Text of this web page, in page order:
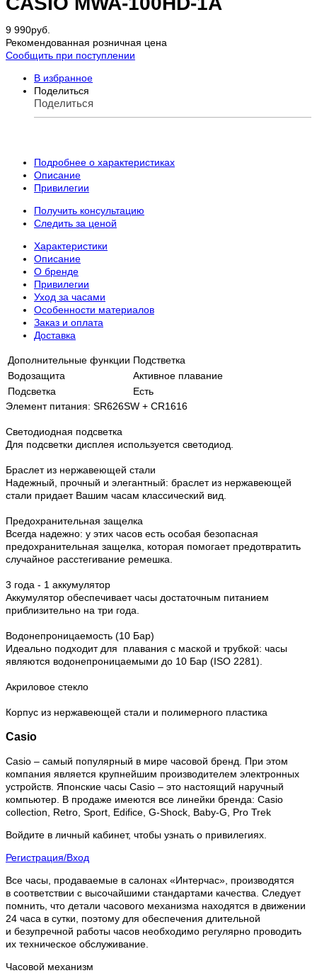
9 990руб.
Рекомендованная розничная цена
Сообщить при поступлении
В избранное
Поделиться
Поделиться
Подробнее о характеристиках
Описание
Привилегии
Получить консультацию
Следить за ценой
Характеристики
Описание
О бренде
Привилегии
Уход за часами
Особенности материалов
Заказ и оплата
Доставка
Дополнительные функции Подстветка
Водозащита
Активное плавание
Подсветка
Есть
Элемент питания: SR626SW + CR1616
Светодиодная подсветка
Для подсветки дисплея используется светодиод.
Браслет из нержавеющей стали
Надежный, прочный и элегантный: браслет из нержавеющей
стали придает Вашим часам классический вид.
Предохранительная защелка
Всегда надежно: у этих часов есть особая безопасная
предохранительная защелка, которая помогает предотвратить
случайное расстегивание ремешка.
3 года - 1 аккумулятор
Аккумулятор обеспечивает часы достаточным питанием
приблизительно на три года.
Водонепроницаемость (10 Бар)
Идеально подходит для плавания с маской и трубкой: часы
являются водонепроницаемыми до 10 Бар (ISO 2281).
Акриловое стекло
Корпус из нержавеющей стали и полимерного пластика
Casio
Casio – самый популярный в мире часовой бренд. При этом
компания является крупнейшим производителем электронных
устройств. Японские часы Casio – это настоящий наручный
компьютер. В продаже имеются все линейки бренда: Casio
collection, Retro, Sport, Edifice, G-Shock, Baby-G, Pro Trek
Войдите в личный кабинет, чтобы узнать о привилегиях.
Регистрация/Вход
Все часы, продаваемые в салонах «Интерчас», производятся
в соответствии с высочайшими стандартами качества. Следует
помнить, что детали часового механизма находятся в движении
24 часа в сутки, поэтому для обеспечения длительной
и безупречной работы часов необходимо регулярно проводить
их техническое обслуживание.
Часовой механизм